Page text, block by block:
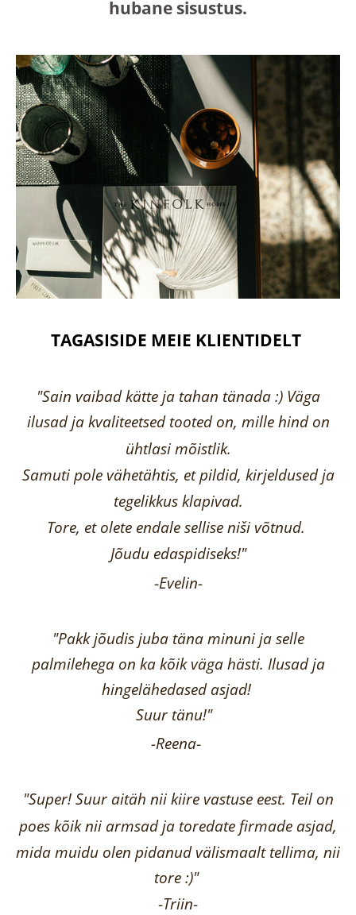
hubane sisustus.
TAGASISIDE MEIE KLIENTIDELT
"Sain vaibad kätte ja tahan tänada :) Väga
ilusad ja kvaliteetsed tooted on, mille hind on
ühtlasi mõistlik.
Samuti pole vähetähtis, et pildid, kirjeldused ja
tegelikkus klapivad.
Tore, et olete endale sellise niši võtnud.
Jõudu edaspidiseks!"
-Evelin-
"Pakk jõudis juba täna minuni ja selle
palmilehega on ka kõik väga hästi. Ilusad ja
hingelähedased asjad!
Suur tänu!"
-Reena-
"Super! Suur aitäh nii kiire vastuse eest. Teil on
poes kõik nii armsad ja toredate firmade asjad,
mida muidu olen pidanud välismaalt tellima, nii
tore :)"
-Triin-